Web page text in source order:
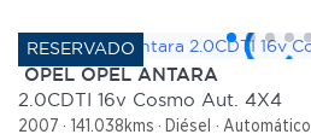
OPEL OPEL ANTARA
2.0CDTI 16v Cosmo Aut. 4X4
2007 141.038kms Diésel
Automático